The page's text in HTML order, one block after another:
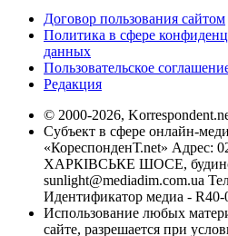
Договор пользования сайтом
Политика в сфере
данных
Пользовательское
Редакция
© 2000-2026,
Субъект в сфере онлайн-
«КореспонденТ.net» Адрес:
ХАРКІВСЬКЕ ШОСЕ,
sunlight@mediadim.com.ua
Идентификатор медиа - R40-
Использование любых
сайте, разрешается при